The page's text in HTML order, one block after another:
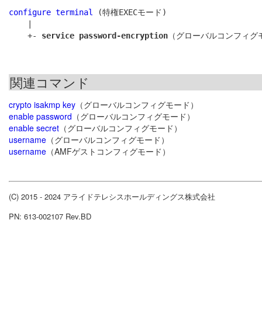
configure terminal
(特権EXECモード)
    +-
service password-encryption
関連コマンド
crypto isakmp key （グローバルコンフィグモード）
enable password （グローバルコンフィグモード）
enable secret （グローバルコンフィグモード）
username （グローバルコンフィグモード）
username （AMFゲストコンフィグモード）
(C) 2015 - 2024 アライドテレシスホールディングス株式会社
PN: 613-002107 Rev.BD